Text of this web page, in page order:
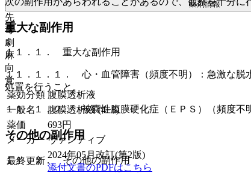
重大な副作用
１１．１． 重大な副作用
１１．１．１． 心・血管障害（頻度不明）：急激な脱
処置を行うこと。
１１．１．２． 被嚢性腹膜硬化症（ＥＰＳ）（頻度不
その他の副作用
１１．２． その他の副作用
薬剤情報
先
毒
劇
麻
向
覚
薬効分類 腹膜透析液
一般名
腹膜透析液 (4−8)
薬価
693円
メーカー ヴァンティブ
最終更新
2024年05月改訂(第2版)
添付文書のPDFはこちら